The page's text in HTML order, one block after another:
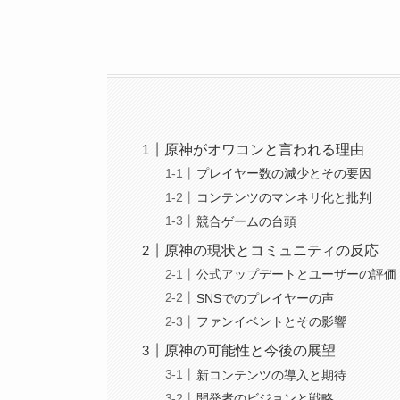
原神がオワコンと言われる理由
プレイヤー数の減少とその要因
コンテンツのマンネリ化と批判
競合ゲームの台頭
原神の現状とコミュニティの反応
公式アップデートとユーザーの評価
SNSでのプレイヤーの声
ファンイベントとその影響
原神の可能性と今後の展望
新コンテンツの導入と期待